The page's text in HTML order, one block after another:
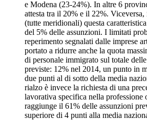
e Modena (23-24%). In altre 6
attesta tra il 20% e il 22%.
(tutte meridionali) questa
del 5% delle assunzioni. I limitati
reperimento segnalati dalle imprese
portato a ridurre anche la quota
di personale immigrato sul totale
previste: 12% nel 2014, un punto in
due punti al di sotto della media
rialzo è invece la richiesta di una
lavorativa specifica nella professione
raggiunge il 61% delle assunzioni
superiore di 4 punti alla media